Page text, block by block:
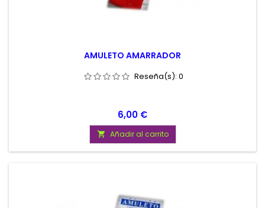
AMULETO AMARRADOR
Reseña(s): 0
Precio
6,00 €
 Añadir al carrito